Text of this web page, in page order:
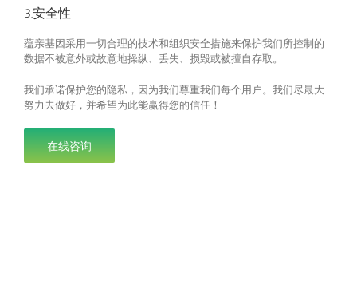
3.安全性
蕴亲基因采用一切合理的技术和组织安全措施来保护我们所控制的
数据不被意外或故意地操纵、丢失、损毁或被擅自存取。
我们承诺保护您的隐私，因为我们尊重我们每个用户。我们尽最大
努力去做好，并希望为此能赢得您的信任！
在线咨询